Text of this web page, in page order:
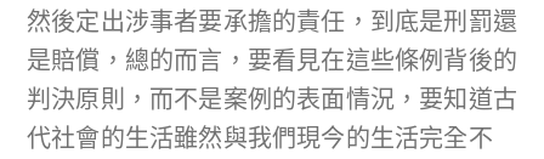
然後定出涉事者要承擔的責任，到底是刑罰還
是賠償，總的而言，要看見在這些條例背後的
判決原則，而不是案例的表面情況，要知道古
代社會的生活雖然與我們現今的生活完全不